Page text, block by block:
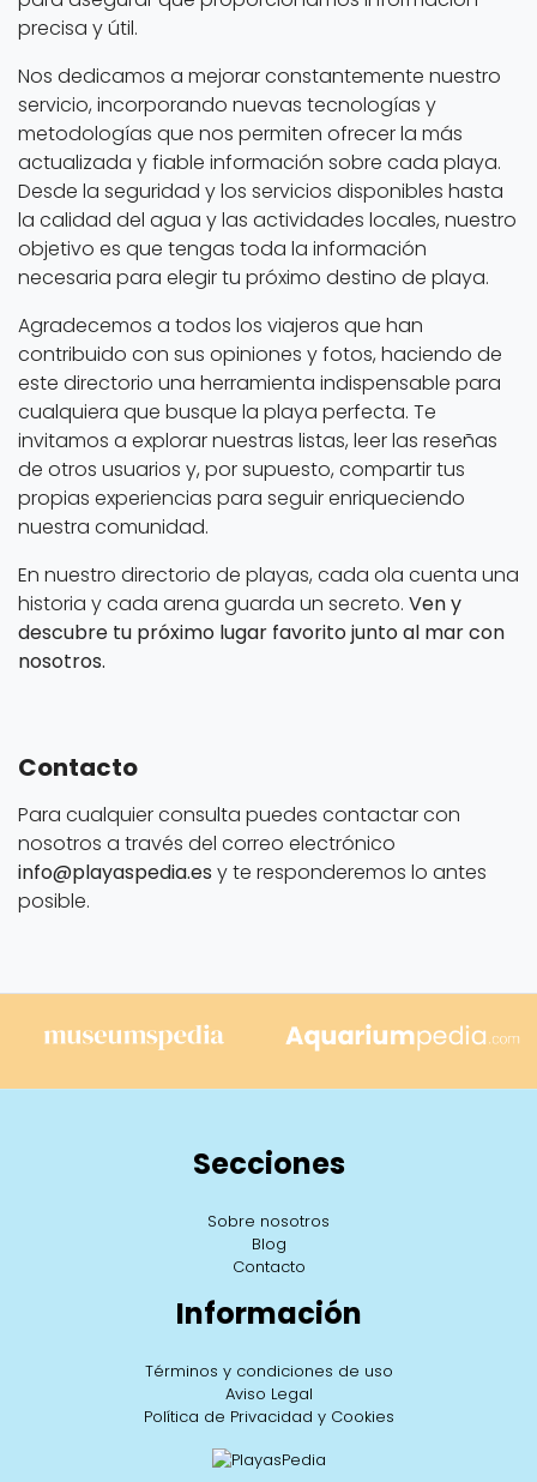
precisa y útil.
Nos dedicamos a mejorar constantemente nuestro
servicio, incorporando nuevas tecnologías y
metodologías que nos permiten ofrecer la más
actualizada y fiable información sobre cada playa.
Desde la seguridad y los servicios disponibles hasta
la calidad del agua y las actividades locales, nuestro
objetivo es que tengas toda la información
necesaria para elegir tu próximo destino de playa.
Agradecemos a todos los viajeros que han
contribuido con sus opiniones y fotos, haciendo de
este directorio una herramienta indispensable para
cualquiera que busque la playa perfecta. Te
invitamos a explorar nuestras listas, leer las reseñas
de otros usuarios y, por supuesto, compartir tus
propias experiencias para seguir enriqueciendo
nuestra comunidad.
En nuestro directorio de playas, cada ola cuenta una
historia y cada arena guarda un secreto. Ven y
descubre tu próximo lugar favorito junto al mar con
nosotros.
Contacto
Para cualquier consulta puedes contactar con
nosotros a través del correo electrónico
info@playaspedia.es y te responderemos lo antes
posible.
Secciones
Sobre nosotros
Blog
Contacto
Información
Términos y condiciones de uso
Aviso Legal
Política de Privacidad y Cookies